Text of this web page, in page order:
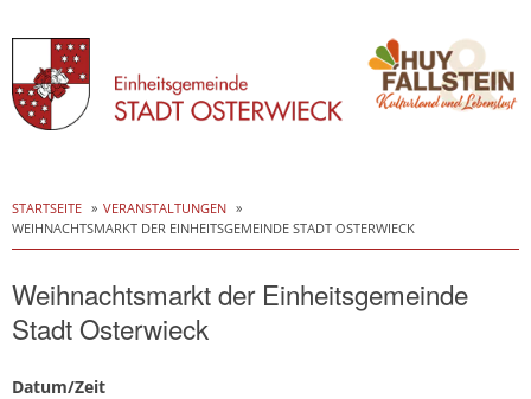
to
content
STARTSEITE
VERANSTALTUNGEN
WEIHNACHTSMARKT DER EINHEITSGEMEINDE STADT OSTERWIECK
Weihnachtsmarkt der Einheitsgemeinde
Stadt Osterwieck
Datum/Zeit